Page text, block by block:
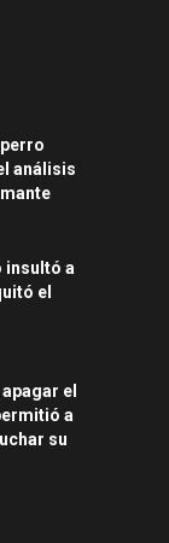
análisis
insultó a
el
el
a
su